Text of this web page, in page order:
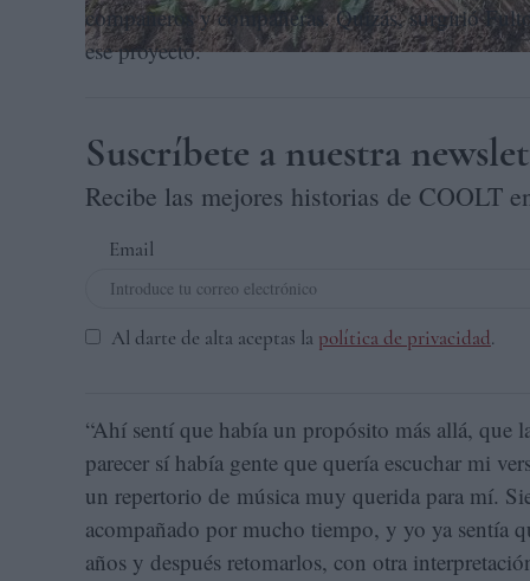
compañeros y compañeras. Quizás, surgirió
ese proyecto.
Suscríbete a nuestra
Recibe las mejores historias de COOLT
Email
Al darte de alta aceptas la política de privacidad.
“Ahí sentí que había un propósito más allá, que
parecer sí había gente que quería escuchar mi
un repertorio de música muy querida para mí.
acompañado por mucho tiempo, y yo ya sentía
años y después retomarlos, con otra